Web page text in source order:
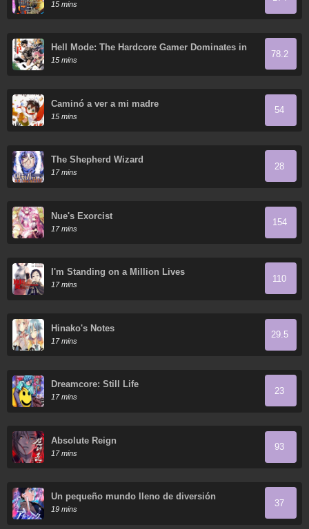
15 mins
Hell Mode: The Hardcore Gamer Dominates in
Another World with Garbage Balancing
15 mins
78.2
Caminó a ver a mi madre
15 mins
54
The Shepherd Wizard
17 mins
28
Nue's Exorcist
17 mins
154
I'm Standing on a Million Lives
17 mins
110
Hinako's Notes
17 mins
29.5
Dreamcore: Still Life
17 mins
23
Absolute Reign
17 mins
93
Un pequeño mundo lleno de diversión
19 mins
37